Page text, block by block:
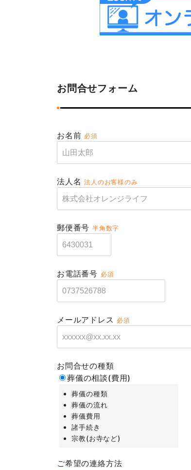
お問合せフォーム
お名前 必須
法人名法人のお客様のみ
郵便番号 半角数字
お電話番号 必須
メールアドレス 必須
お問合せの種類
葬儀の相談(費用)
葬儀の種類
葬儀の流れ
葬儀費用
諸手続き
宗教(お寺など)
ご希望の連絡方法